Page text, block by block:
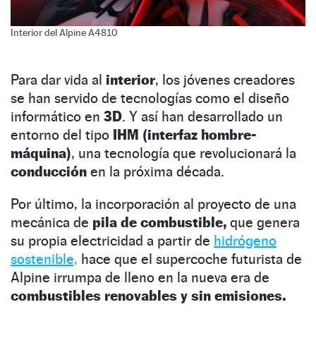
Interior del Alpine A4810
Para dar vida al interior, los jóvenes creadores
se han servido de tecnologías como el diseño
informático en 3D. Y así han desarrollado un
entorno del tipo IHM (interfaz hombre-
máquina), una tecnología que revolucionará la
conducción en la próxima década.
Por último, la incorporación al proyecto de una
mecánica de pila de combustible, que genera
su propia electricidad a partir de hidrógeno
sostenible, hace que el supercoche futurista de
Alpine irrumpa de lleno en la nueva era de
combustibles renovables y sin emisiones.